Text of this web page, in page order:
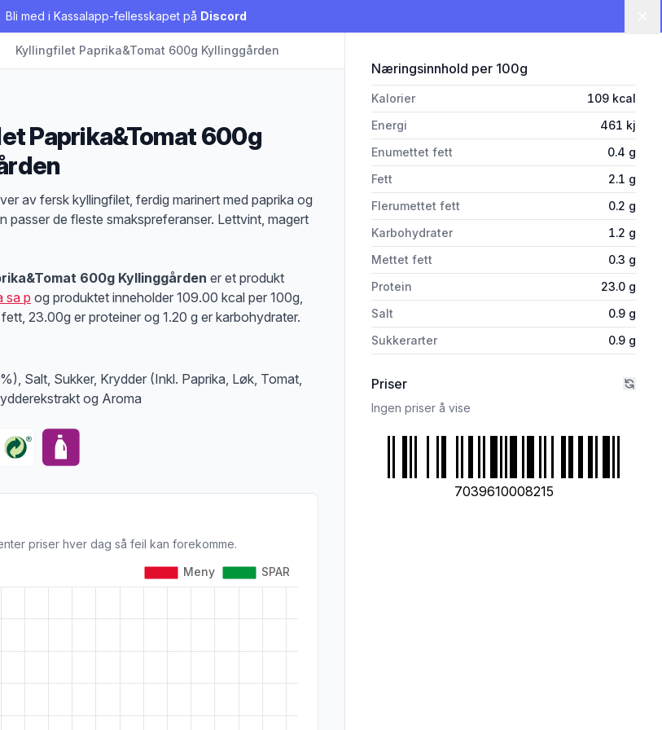
Bli med i Kassalapp-fellesskapet på Discord
Kyllingfilet Paprika&Tomat 600g Kyllinggården
Paprika&Tomat 600g
av fersk kyllingfilet, ferdig marinert med paprika og
passer de fleste smakspreferanser. Lettvint, magert
600g Kyllinggården er et produkt
sa p og produktet inneholder 109.00 kcal per 100g,
23.00g er proteiner og 1.20 g er karbohydrater.
Salt, Sukker, Krydder (Inkl. Paprika, Løk, Tomat,
og Aroma
priser hver dag så feil kan forekomme.
Næringsinnhold for 'Kyllingfilet
per 100g
Kalorier 109 kcal
Energi
461 kj
Enumettet fett
0.4 g
Fett
2.1 g
Flerumettet fett
0.2 g
Karbohydrater
1.2 g
Mettet fett
0.3 g
Protein
23.0 g
Salt
0.9 g
Sukkerarter
0.9 g
Priser
Ingen priser å vise
7039610008215